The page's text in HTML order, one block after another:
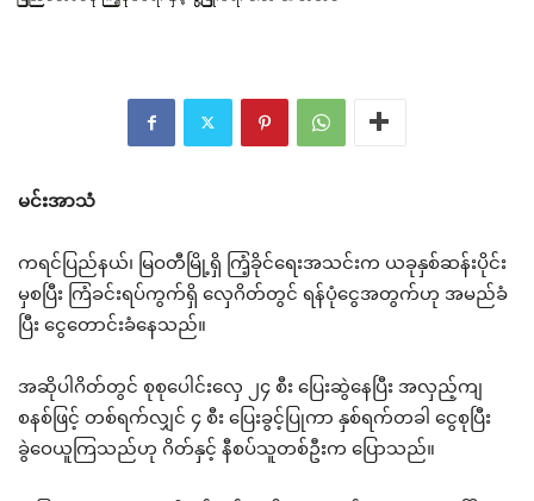
မင်းအာသံ
ကရင်ပြည်နယ်၊ မြဝတီမြို့ရှိ ကြံ့ခိုင်ရေးအသင်းက ယခုနှစ်ဆန်းပိုင်း
မှစပြီး ကြံခင်းရပ်ကွက်ရှိ လှေဂိတ်တွင် ရန်ပုံငွေအတွက်ဟု အမည်ခံ
ပြီး ငွေတောင်းခံနေသည်။
အဆိုပါဂိတ်တွင် စုစုပေါင်းလှေ ၂၄ စီး ပြေးဆွဲနေပြီး အလှည့်ကျ
စနစ်ဖြင့် တစ်ရက်လျှင် ၄ စီး ပြေးခွင့်ပြုကာ နှစ်ရက်တခါ ငွေစုပြီး
ခွဲဝေယူကြသည်ဟု ဂိတ်နှင့် နီစပ်သူတစ်ဦးက ပြောသည်။